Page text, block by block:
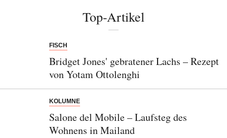
Top-Artikel
FISCH
Bridget Jones' gebratener Lachs – Rezept
von Yotam Ottolenghi
KOLUMNE
Salone del Mobile – Laufsteg des
Wohnens in Mailand